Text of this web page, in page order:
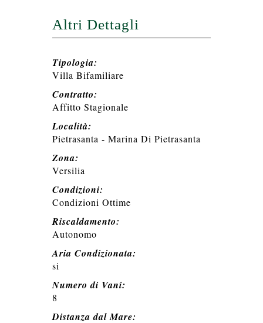
Altri Dettagli
Tipologia:
Villa Bifamiliare
Contratto:
Affitto Stagionale
Località:
Pietrasanta - Marina Di Pietrasanta
Zona:
Versilia
Condizioni:
Condizioni Ottime
Riscaldamento:
Autonomo
Aria Condizionata:
si
Numero di Vani:
8
Distanza dal Mare: